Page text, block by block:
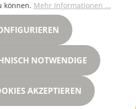
können. Mehr Informationen ...
NOTWENDIGE
AKZEPTIEREN